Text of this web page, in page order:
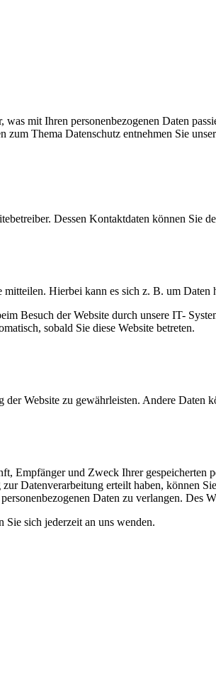
mit Ihren personenbezogenen Daten
Thema Datenschutz entnehmen Sie
Dessen Kontaktdaten können
mitteilen. Hierbei kann es sich z. B. um
Besuch der Website durch unsere IT-
sobald Sie diese Website betreten.
Website zu gewährleisten. Andere Daten
Empfänger und Zweck Ihrer gespeicherten
Datenverarbeitung erteilt haben, können
Daten zu verlangen. Des
sich jederzeit an uns wenden.